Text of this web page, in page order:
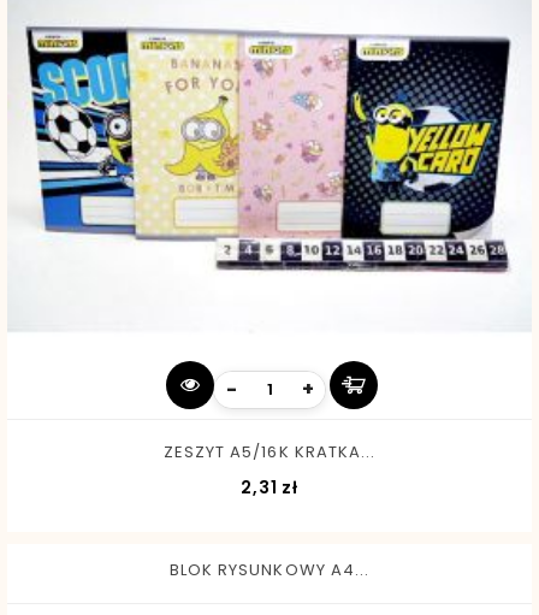
- +
ZESZYT A5/16K KRATKA...
2,31 zł
BLOK RYSUNKOWY A4...